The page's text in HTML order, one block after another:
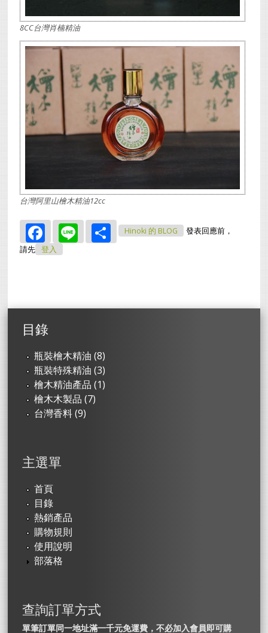
8CC台灣肖楠精油
台灣阿里山檜木精油12cc
Facebook
Line Share
Hinoki 的 BLOG
發表回應前，
請先
登入
目錄
瓶裝檜木精油 (8)
瓶裝特殊精油 (3)
檜木精油產品 (1)
檜木木製品 (7)
台灣香料 (9)
主選單
首頁
目錄
熱銷產品
購物規則
使用說明
部落格
查詢訂單方式
單筆訂單同一地址滿一千元免運費，不必加入會員即可購